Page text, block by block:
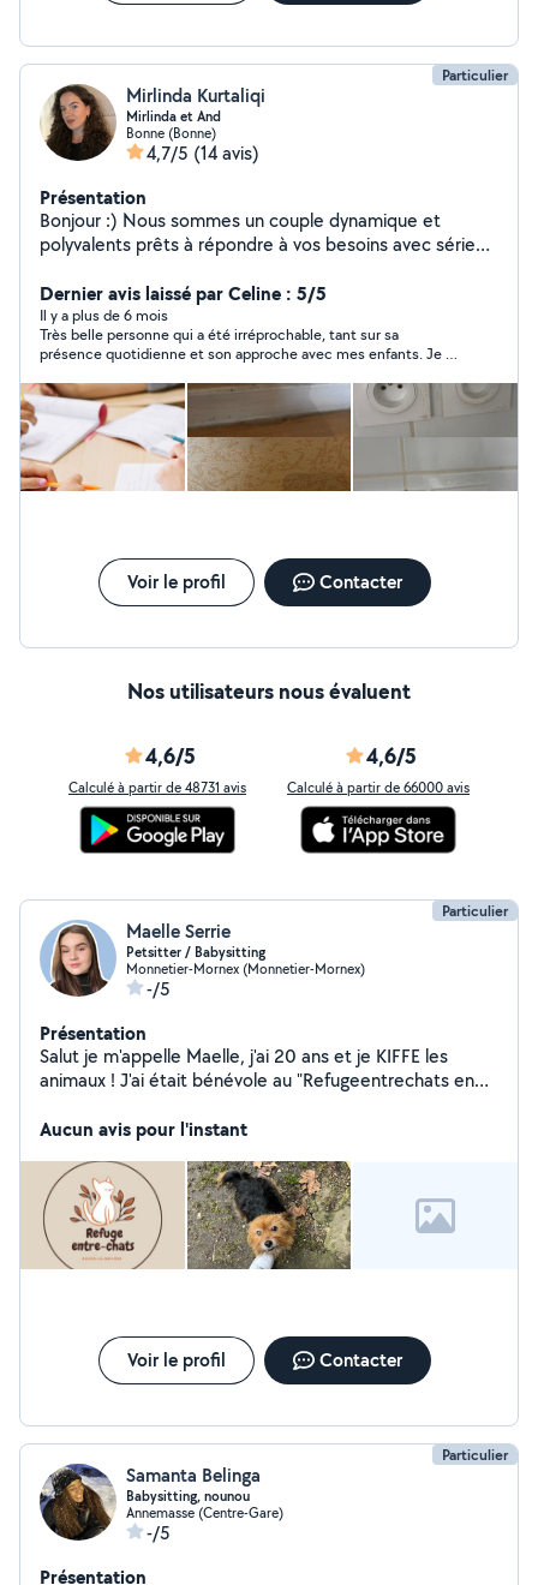
Particulier
Mirlinda Kurtaliqi
Mirlinda et And
Bonne (Bonne)
4,7/5 (14 avis)
Présentation
Bonjour :) Nous sommes un couple dynamique et
polyvalents prêts à répondre à vos besoins avec sérieux
ménage, de garde d'enfants avec bienveillance ainsi que
de l'aide aux devoirs. Je peux aussi vous aider dans vos
taches administratives et créer des supports de
communication adoptés à vos besoins. Mon sens de
l'organisation et ma créativité me permettront de
m'adapter très facilement à vos demandes Mon mari,
plombier chauffagiste depuis plus de six an est
disponible pour réaliser tout types de travaux liés à la
plomberie, au chauffage et aux dépannages. Il met son
Dernier avis laissé par Celine : 5/5
Il y a plus de 6 mois
Très belle personne qui a été irréprochable, tant sur sa
présence quotidienne et son approche avec mes enfants. Je l’a
Voir le profil Contacter
Nos utilisateurs nous évaluent
4,6/5
Calculé à partir de 48731 avis
4,6/5
Calculé à partir de 66000 avis
Particulier
Maelle Serrie
Petsitter / Babysitting
Monnetier-Mornex (Monnetier-Mornex)
-/5
Présentation
Salut je m'appelle Maelle, j'ai 20 ans et je KIFFE les
animaux ! J'ai était bénévole au "Refugeentrechats en
compétences pour assurer le bien-être des animaux. Je
maintenant jusqu'au 3 octobre donc n'hésitez pas à me
contacter si vous le souhaitez! J'ai un véhicule donc pas
de problème si il y a un bout de chemin à faire :). Alors ?
Partant ?
Aucun avis pour l'instant
Voir le profil Contacter
Particulier
Samanta Belinga
Babysitting, nounou
Annemasse (Centre-Gare)
-/5
Présentation